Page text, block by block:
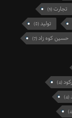
تجارت(5)
تولید(8)
حسین کوه زاد(7)
رکود(4)
(4)